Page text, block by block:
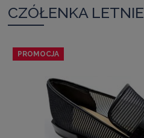
CZÓŁENKA LETNIE
PROMOCJA